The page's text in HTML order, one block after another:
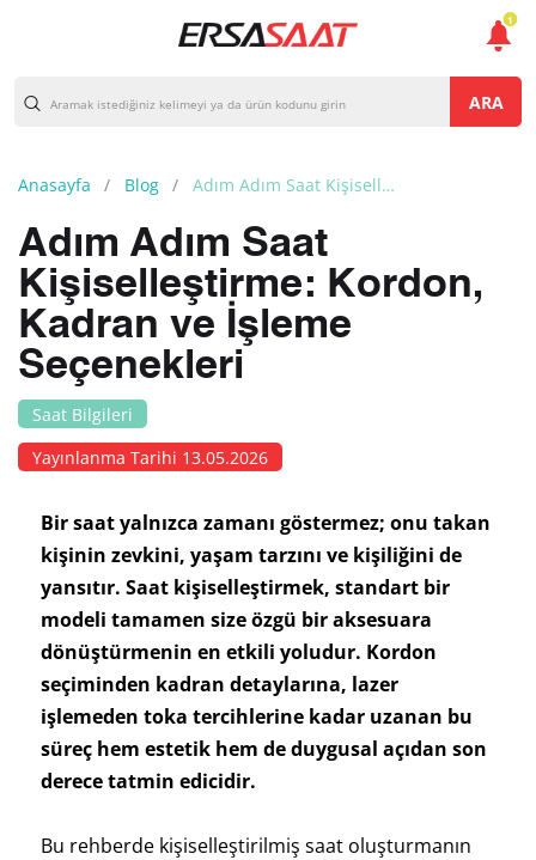
ARA
Anasayfa Blog Adım Adım Saat Kişiselleştirme: Kordon, Kadran ve İşleme Seçenekleri
Yayınlanma Tarihi 13.05.2026
Saat Bilgileri
Adım Adım Saat
Kişiselleştirme: Kordon,
Kadran ve İşleme
Seçenekleri
Bir saat yalnızca zamanı göstermez; onu takan
kişinin zevkini, yaşam tarzını ve kişiliğini de
yansıtır. Saat kişiselleştirmek, standart bir
modeli tamamen size özgü bir aksesuara
dönüştürmenin en etkili yoludur. Kordon
seçiminden kadran detaylarına, lazer
işlemeden toka tercihlerine kadar uzanan bu
süreç hem estetik hem de duygusal açıdan son
derece tatmin edicidir.
Bu rehberde kişiselleştirilmiş saat oluşturmanın
1